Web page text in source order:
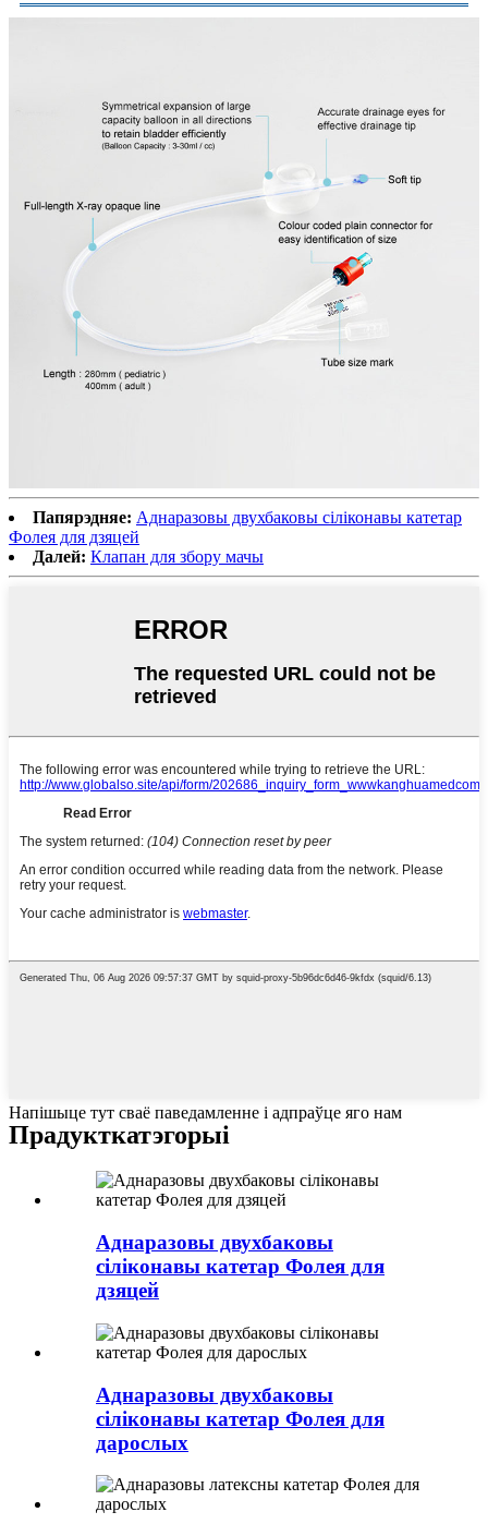
Папярэдняе: Аднаразовы двухбаковы сіліконавы катетар
Фолея для дзяцей
Далей: Клапан для збору мачы
Напішыце тут сваё паведамленне і адпраўце яго нам
Прадукткатэгорыі
Аднаразовы двухбаковы
сіліконавы катетар Фолея для
дзяцей
Аднаразовы двухбаковы
сіліконавы катетар Фолея для
дарослых